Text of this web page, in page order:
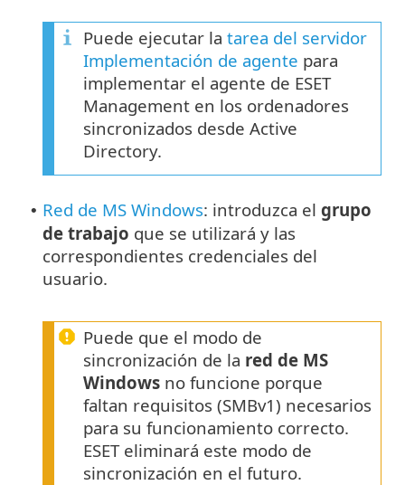
Puede ejecutar la tarea del servidor
Implementación de agente para
implementar el agente de ESET
Management en los ordenadores
sincronizados desde Active
Directory.
• Red de MS Windows: introduzca el grupo
de trabajo que se utilizará y las
correspondientes credenciales del
usuario.
Puede que el modo de
sincronización de la red de MS
Windows no funcione porque
faltan requisitos (SMBv1) necesarios
para su funcionamiento correcto.
ESET eliminará este modo de
sincronización en el futuro.